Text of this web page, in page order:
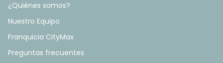
¿Quiénes somos?
Nuestro Equipo
Franquicia CityMax
Preguntas frecuentes